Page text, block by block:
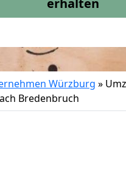
erhalten
Würzburg »
Bredenbruch